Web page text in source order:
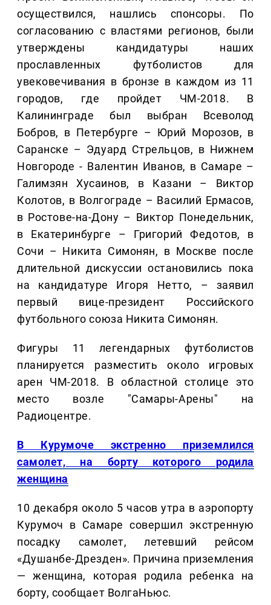
осуществился, нашлись спонсоры. По
согласованию с властями регионов, были
утверждены кандидатуры наших
прославленных футболистов для
увековечивания в бронзе в каждом из 11
городов, где пройдет ЧМ-2018. В
Калининграде был выбран Всеволод
Бобров, в Петербурге – Юрий Морозов, в
Саранске – Эдуард Стрельцов, в Нижнем
Новгороде - Валентин Иванов, в Самаре –
Галимзян Хусаинов, в Казани – Виктор
Колотов, в Волгограде – Василий Ермасов,
в Ростове-на-Дону – Виктор Понедельник,
в Екатеринбурге – Григорий Федотов, в
Сочи – Никита Симонян, в Москве после
длительной дискуссии остановились пока
на кандидатуре Игоря Нетто, – заявил
первый вице-президент Российского
футбольного союза Никита Симонян.
Фигуры 11 легендарных футболистов
планируется разместить около игровых
арен ЧМ-2018. В областной столице это
место возле "Самары-Арены" на
Радиоцентре.
В Курумоче экстренно приземлился
самолет, на борту которого родила
женщина
10 декабря около 5 часов утра в аэропорту
Курумоч в Самаре совершил экстренную
посадку самолет, летевший рейсом
«Душанбе-Дрезден». Причина приземления
— женщина, которая родила ребенка на
борту, сообщает ВолгаНьюс.